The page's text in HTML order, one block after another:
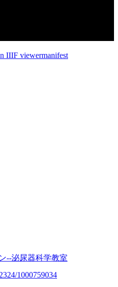
manifest
--泌尿器科学教室
1000759034